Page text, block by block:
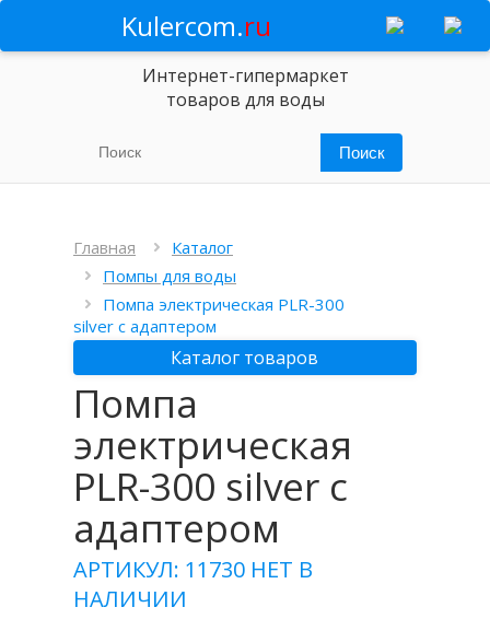
Kulercom.ru
Интернет-гипермаркет
товаров для воды
Главная
Каталог
Помпы для воды
Помпа электрическая PLR-300
silver с адаптером
Каталог товаров
Помпа
электрическая
PLR-300 silver с
адаптером
АРТИКУЛ: 11730 НЕТ В
НАЛИЧИИ